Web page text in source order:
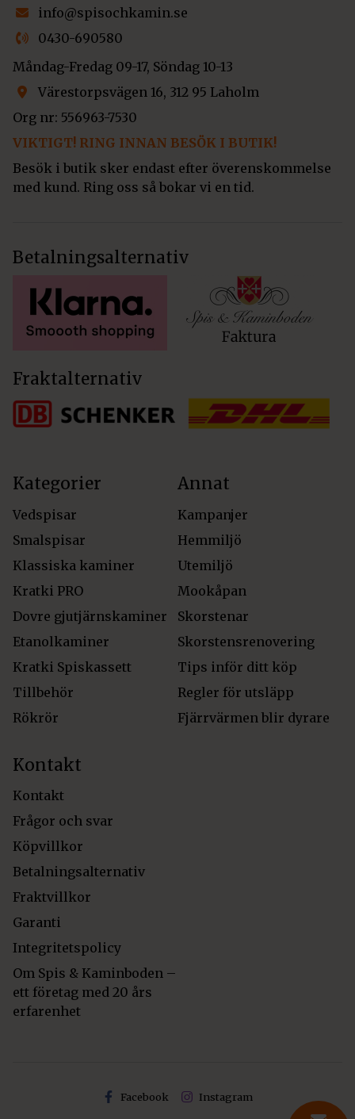
info@spisochkamin.se
0430-690580
Måndag-Fredag 09-17, Söndag 10-13
Värestorpsvägen 16, 312 95 Laholm
Org nr: 556963-7530
VIKTIGT! RING INNAN BESÖK I BUTIK!
Besök i butik sker endast efter överenskommelse
med kund. Ring oss så bokar vi en tid.
Betalningsalternativ
Fraktalternativ
Kategorier
Vedspisar
Smalspisar
Klassiska kaminer
Kratki PRO
Dovre gjutjärnskaminer
Etanolkaminer
Kratki Spiskassett
Tillbehör
Rökrör
Annat
Kampanjer
Hemmiljö
Utemiljö
Mookåpan
Skorstenar
Skorstensrenovering
Tips inför ditt köp
Regler för utsläpp
Fjärrvärmen blir dyrare
Kontakt
Kontakt
Frågor och svar
Köpvillkor
Betalningsalternativ
Fraktvillkor
Garanti
Integritetspolicy
Om Spis & Kaminboden –
ett företag med 20 års
erfarenhet
Facebook Instagram